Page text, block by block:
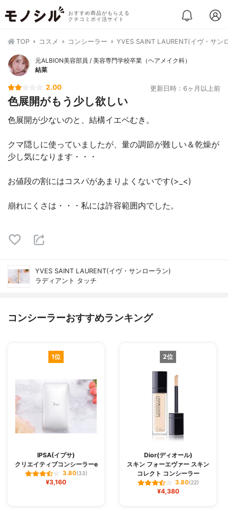
おすすめ商品がもらえる
クチコミポイ活サイト
TOP コスメ コンシーラー YVES SAINT LAURENT(イヴ・サン
元ALBION美容部員 / 美容専門学校卒業（ヘアメイク科）
結菜
2.00 更新日時：6ヶ月以上前
色展開がもう少し欲しい
色展開が少ないのと、結構イエベむき。
クマ隠しに使っていましたが、量の調節が難しい＆乾燥が
少し気になります・・・
お値段の割にはコスパがあまりよくないです(>_<)
崩れにくさは・・・私には許容範囲内でした。
YVES SAINT LAURENT(イヴ・サンローラン)
ラディアント タッチ
コンシーラーおすすめランキング
1位
IPSA(イプサ)
クリエイティブコンシーラーe
3.80(33)
¥3,160
2位
Dior(ディオール)
スキン フォーエヴァー スキン
コレクト コンシーラー
3.80(22)
¥4,380